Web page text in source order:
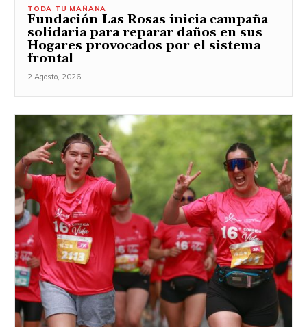
TODA TU MAÑANA
Fundación Las Rosas inicia campaña
solidaria para reparar daños en sus
Hogares provocados por el sistema
frontal
2 Agosto, 2026